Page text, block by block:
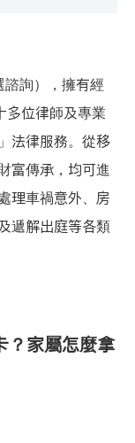
詢）
，擁有經
多位律師及專業
法律服務。從移
富傳承，均可進
理車禍意外、房
遞解出庭等各類
？家屬怎麼拿